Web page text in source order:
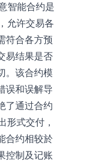
智能合约是
允许交易各
符合各方预
易结果是否
。该合约模
误和误解导
了通过合约
形式交付，
合约相较於
控制及记账